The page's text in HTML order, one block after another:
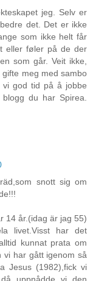
jeg. Selv er
det. Det er ikke
som ikke helt får
eller føler på de der
som går. Veit ikke,
meg med sambo
god tid på å jobbe
du har Spirea.
snott sig om
14 år.(idag är jag 55)
livet.Visst har det
kunnat prata om
vi har gått igenom så
Jesus (1982),fick vi